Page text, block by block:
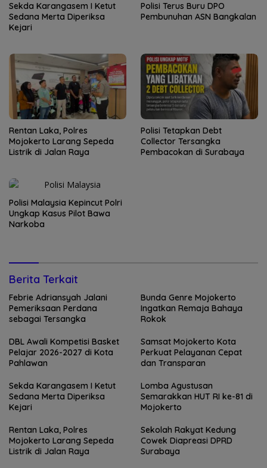
Sekda Karangasem I Ketut
Sedana Merta Diperiksa
Kejari
Polisi Terus Buru DPO
Pembunuhan ASN Bangkalan
Rentan Laka, Polres
Mojokerto Larang Sepeda
Listrik di Jalan Raya
Polisi Tetapkan Debt
Collector Tersangka
Pembacokan di Surabaya
Polisi Malaysia Kepincut Polri
Ungkap Kasus Pilot Bawa
Narkoba
Berita Terkait
Febrie Adriansyah Jalani
Pemeriksaan Perdana
sebagai Tersangka
Bunda Genre Mojokerto
Ingatkan Remaja Bahaya
Rokok
DBL Awali Kompetisi Basket
Pelajar 2026-2027 di Kota
Pahlawan
Samsat Mojokerto Kota
Perkuat Pelayanan Cepat
dan Transparan
Sekda Karangasem I Ketut
Sedana Merta Diperiksa
Kejari
Lomba Agustusan
Semarakkan HUT RI ke-81 di
Mojokerto
Rentan Laka, Polres
Mojokerto Larang Sepeda
Listrik di Jalan Raya
Sekolah Rakyat Kedung
Cowek Diapreasi DPRD
Surabaya